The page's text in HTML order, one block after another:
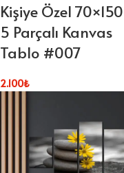
Kişiye Özel
5 Parçalı Kanvas
Tablo #007
2.100₺